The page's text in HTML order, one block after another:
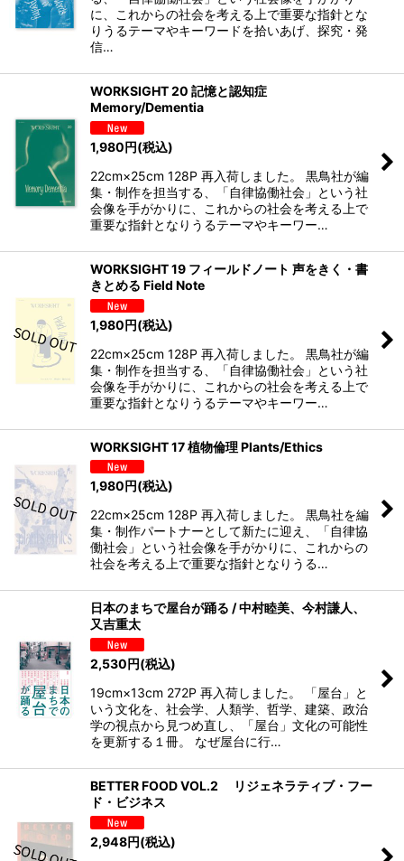
に、これからの社会を考える上で重要な指針とな
りうるテーマやキーワードを拾いあげ、探究・発
信…
WORKSIGHT 20 記憶と認知症
Memory/Dementia
1,980円(税込)
22cm×25cm 128P 再入荷しました。 黒鳥社が編
集・制作を担当する、「自律協働社会」という社
会像を手がかりに、これからの社会を考える上で
重要な指針となりうるテーマやキーワー…
WORKSIGHT 19 フィールドノート 声をきく・書
きとめる Field Note
1,980円(税込)
22cm×25cm 128P 再入荷しました。 黒鳥社が編
集・制作を担当する、「自律協働社会」という社
会像を手がかりに、これからの社会を考える上で
重要な指針となりうるテーマやキーワー…
WORKSIGHT 17 植物倫理 Plants/Ethics
1,980円(税込)
22cm×25cm 128P 再入荷しました。 黒鳥社を編
集・制作パートナーとして新たに迎え、「自律協
働社会」という社会像を手がかりに、これからの
社会を考える上で重要な指針となりうる…
日本のまちで屋台が踊る / 中村睦美、今村謙人、
又吉重太
2,530円(税込)
19cm×13cm 272P 再入荷しました。 「屋台」と
いう文化を、社会学、人類学、哲学、建築、政治
学の視点から見つめ直し、「屋台」文化の可能性
を更新する１冊。 なぜ屋台に行…
BETTER FOOD VOL.2 リジェネラティブ・フー
ド・ビジネス
2,948円(税込)